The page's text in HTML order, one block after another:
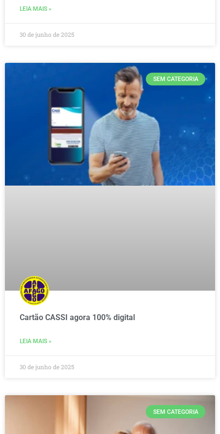
LEIA MAIS »
30 de junho de 2025
SEM CATEGORIA
Cartão CASSI agora 100% digital
LEIA MAIS »
30 de junho de 2025
SEM CATEGORIA